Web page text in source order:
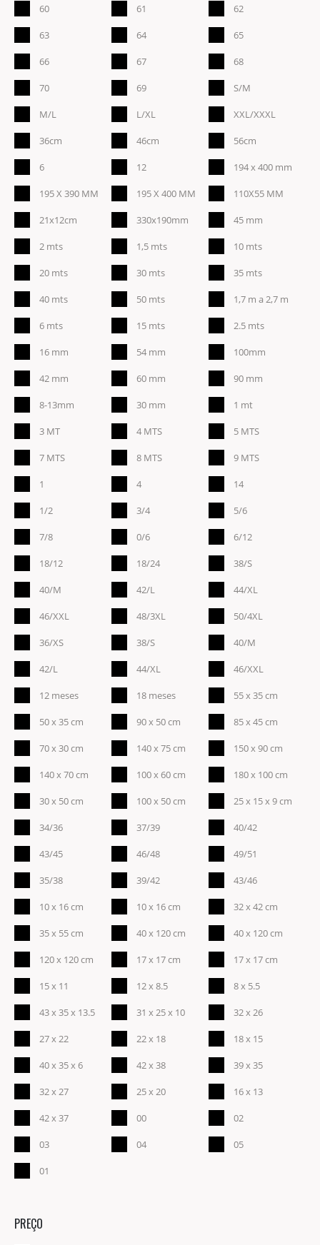
60 61 62
63 64 65
66 67 68
70 69 S/M
M/L L/XL XXL/XXXL
36cm 46cm 56cm
6 12 194 x 400 mm
195 X 390 MM 195 X 400 MM 110X55 MM
21x12cm 330x190mm 45 mm
2 mts 1,5 mts 10 mts
20 mts 30 mts 35 mts
40 mts 50 mts 1,7 m a 2,7 m
6 mts 15 mts 2.5 mts
16 mm 54 mm 100mm
42 mm 60 mm 90 mm
8-13mm 30 mm 1 mt
3 MT 4 MTS 5 MTS
7 MTS 8 MTS 9 MTS
1 4 14
1/2 3/4 5/6
7/8 0/6 6/12
18/12 18/24 38/S
40/M 42/L 44/XL
46/XXL 48/3XL 50/4XL
36/XS 38/S 40/M
42/L 44/XL 46/XXL
12 meses 18 meses 55 x 35 cm
50 x 35 cm 90 x 50 cm 85 x 45 cm
70 x 30 cm 140 x 75 cm 150 x 90 cm
140 x 70 cm 100 x 60 cm 180 x 100 cm
30 x 50 cm 100 x 50 cm 25 x 15 x 9 cm
34/36 37/39 40/42
43/45 46/48 49/51
35/38 39/42 43/46
10 x 16 cm 10 x 16 cm 32 x 42 cm
35 x 55 cm 40 x 120 cm 40 x 120 cm
120 x 120 cm 17 x 17 cm 17 x 17 cm
15 x 11 12 x 8.5 8 x 5.5
43 x 35 x 13.5 31 x 25 x 10 32 x 26
27 x 22 22 x 18 18 x 15
40 x 35 x 6 42 x 38 39 x 35
32 x 27 25 x 20 16 x 13
42 x 37 00 02
03 04 05
01
PREÇO